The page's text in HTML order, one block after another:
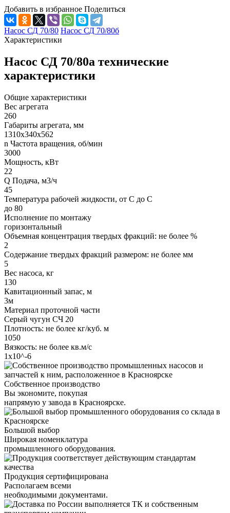
Добавить в избранное Поделиться
Насос СД 70/80 Насос СД 70/80б
Характеристики
Насос СД 70/80а технические
характеристики
Общие характеристики
Вес агрегата
260
Габариты агрегата, мм
1310х340х562
n Частота вращения, об/мин
3000
Мощность, кВт
22
Q Подача, м3/ч
45
Температура рабочей жидкости, от С до С
до 80
Исполнение по монтажу
горизонтальный
Объемная концентрация твердых фракций: не более %
2
Содержание твердых фракций размером: не более мм
5
Вес насоса, кг
130
Кавитационный запас, м
3м
Материал проточной части
Серый чугун СЧ 20
Плотность: не более кг/куб. м
1050
Вязкость: не более кв.м/с
1х10^-6
Собственное производство
Вы экономите, покупая
напрямую у завода в Красноярске.
Большой выбор
Широкая номенклатура
промышленного оборудования.
Продукция сертифицирована
Располагаем всеми
необходимыми документами.